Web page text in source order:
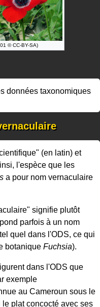
© CC-BY-SA)
données taxonomiques
(en latin) et
l'espèce que les
a pour nom vernaculaire
signifie plutôt
parfois à un nom
quel dans l'ODS, ce qui
botanique Fuchsia).
dans l'ODS que
exemple
au Cameroun sous le
plat concocté avec ses